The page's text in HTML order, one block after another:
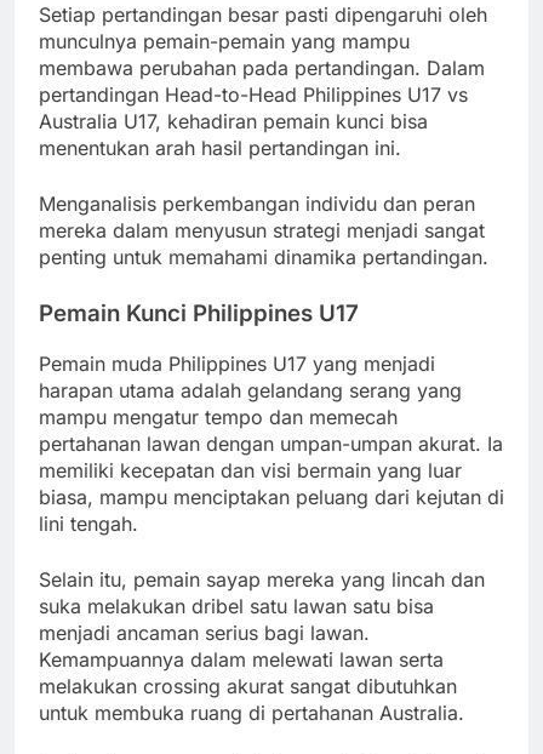
Setiap pertandingan besar pasti dipengaruhi oleh
munculnya pemain-pemain yang mampu
membawa perubahan pada pertandingan. Dalam
pertandingan Head-to-Head Philippines U17 vs
Australia U17, kehadiran pemain kunci bisa
menentukan arah hasil pertandingan ini.
Menganalisis perkembangan individu dan peran
mereka dalam menyusun strategi menjadi sangat
penting untuk memahami dinamika pertandingan.
Pemain Kunci Philippines U17
Pemain muda Philippines U17 yang menjadi
harapan utama adalah gelandang serang yang
mampu mengatur tempo dan memecah
pertahanan lawan dengan umpan-umpan akurat. Ia
memiliki kecepatan dan visi bermain yang luar
biasa, mampu menciptakan peluang dari kejutan di
lini tengah.
Selain itu, pemain sayap mereka yang lincah dan
suka melakukan dribel satu lawan satu bisa
menjadi ancaman serius bagi lawan.
Kemampuannya dalam melewati lawan serta
melakukan crossing akurat sangat dibutuhkan
untuk membuka ruang di pertahanan Australia.